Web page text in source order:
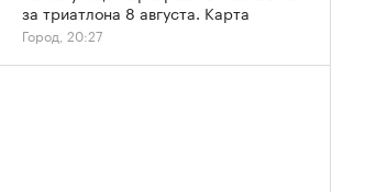
за триатлона 8 августа. Карта
Город, 20:27